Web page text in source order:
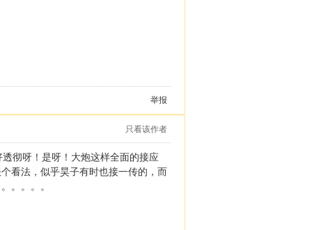
举报
只看该作者
彻呀！是呀！大炮这样全面的接应
看法，似乎昊子有时也接一传的，而
。。。。